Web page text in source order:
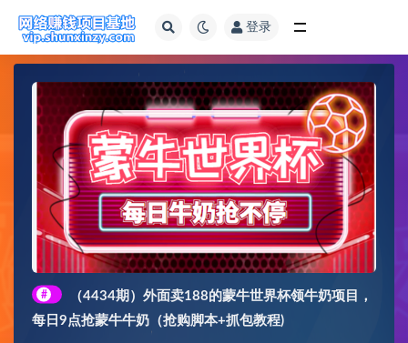
登录
#
（4434期）外面卖188的蒙牛世界杯领牛奶项目，
每日9点抢蒙牛牛奶（抢购脚本+抓包教程)